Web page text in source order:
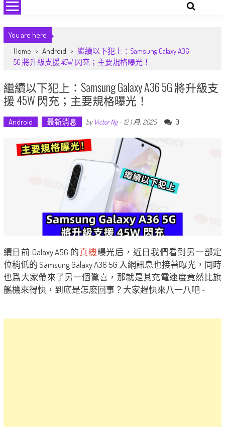
You are here
Home > Android > 繼續以下犯上：Samsung Galaxy A36
5G 將升級支援 45W 閃充；主要規格曝光！
繼續以下犯上：Samsung Galaxy A36 5G 將升級支
援 45W 閃充；主要規格曝光！
Android 最新消息 by Victor Ng- 12 1 月, 2025 0
續日前 Galaxy A56 的真機曝光后，近日我們看到另一部定
位稍低的 Samsung Galaxy A36 5G 入網訊息也接著曝光，同時
也爲大家帶來了另一個驚喜，那就是其充電速度竟然比旗
艦機來得快，到底是怎麽回事？大家趕快來八一八吧 ~